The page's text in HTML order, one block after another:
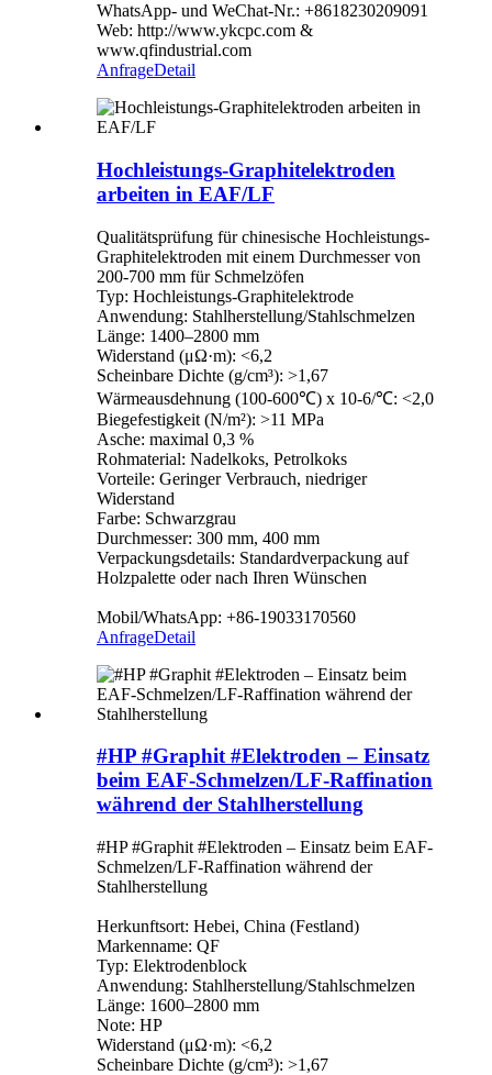
WhatsApp- und WeChat-Nr.: +8618230209091
Web: http://www.ykcpc.com &
www.qfindustrial.com
AnfrageDetail
Hochleistungs-Graphitelektroden
arbeiten in EAF/LF
Qualitätsprüfung für chinesische Hochleistungs-
Graphitelektroden mit einem Durchmesser von
200-700 mm für Schmelzöfen
Typ: Hochleistungs-Graphitelektrode
Anwendung: Stahlherstellung/Stahlschmelzen
Länge: 1400–2800 mm
Widerstand (μΩ·m): <6,2
Scheinbare Dichte (g/cm³): >1,67
Wärmeausdehnung (100-600℃) x 10-6/℃: <2,0
Biegefestigkeit (N/m²): >11 MPa
Asche: maximal 0,3 %
Rohmaterial: Nadelkoks, Petrolkoks
Vorteile: Geringer Verbrauch, niedriger
Widerstand
Farbe: Schwarzgrau
Durchmesser: 300 mm, 400 mm
Verpackungsdetails: Standardverpackung auf
Holzpalette oder nach Ihren Wünschen
Mobil/WhatsApp: +86-19033170560
AnfrageDetail
#HP #Graphit #Elektroden – Einsatz
beim EAF-Schmelzen/LF-Raffination
während der Stahlherstellung
#HP #Graphit #Elektroden – Einsatz beim EAF-
Schmelzen/LF-Raffination während der
Stahlherstellung
Herkunftsort: Hebei, China (Festland)
Markenname: QF
Typ: Elektrodenblock
Anwendung: Stahlherstellung/Stahlschmelzen
Länge: 1600–2800 mm
Note: HP
Widerstand (μΩ·m): <6,2
Scheinbare Dichte (g/cm³): >1,67